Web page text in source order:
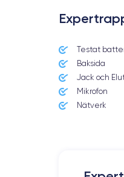
Med så mycket
då dra nytta av
Testat
Baksida
Jack och
Mikrofon
Nätverk